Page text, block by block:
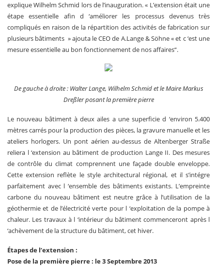
explique Wilhelm Schmid lors de l’inauguration. « L’extension était une
étape essentielle afin d ‘améliorer les processus devenus très
compliqués en raison de la répartition des activités de fabrication sur
plusieurs bâtiments » ajouta le CEO de A.Lange & Söhne « et c ‘est une
mesure essentielle au bon fonctionnement de nos affaires“.
De gauche à droite : Walter Lange, Wilhelm Schmid et le Maire Markus
Dreßler posant la première pierre
Le nouveau bâtiment à deux ailes a une superficie d ‘environ 5.400
mètres carrés pour la production des pièces, la gravure manuelle et les
ateliers horlogers. Un pont aérien au-dessus de Altenberger Straße
reliera l ‘extension au bâtiment de production Lange II. Des mesures
de contrôle du climat comprennent une façade double enveloppe.
Cette extension reflète le style architectural régional, et il s’intégre
parfaitement avec l ‘ensemble des bâtiments existants. L’empreinte
carbone du nouveau bâtiment est neutre grâce à l’utilisation de la
géothermie et de l’électricité verte pour l ‘exploitation de la pompe à
chaleur. Les travaux à l ‘intérieur du bâtiment commenceront après l
‘achèvement de la structure du bâtiment, cet hiver.
Étapes de l’extension :
Pose de la première pierre : le 3 Septembre 2013